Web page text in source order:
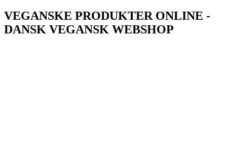
VEGANSKE PRODUKTER ONLINE -
DANSK VEGANSK WEBSHOP